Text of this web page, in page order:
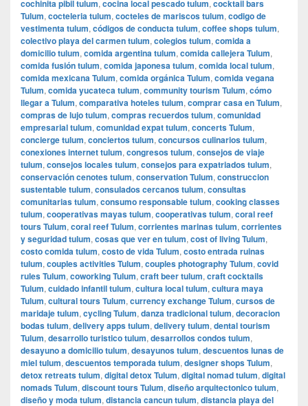
cochinita pibil tulum, cocina local pescado tulum, cocktail bars
Tulum, cocteleria tulum, cocteles de mariscos tulum, codigo de
vestimenta tulum, códigos de conducta tulum, coffee shops tulum,
colectivo playa del carmen tulum, colegios tulum, comida a
domicilio tulum, comida argentina tulum, comida callejera Tulum,
comida fusión tulum, comida japonesa tulum, comida local tulum,
comida mexicana Tulum, comida orgánica Tulum, comida vegana
Tulum, comida yucateca tulum, community tourism Tulum, cómo
llegar a Tulum, comparativa hoteles tulum, comprar casa en Tulum,
compras de lujo tulum, compras recuerdos tulum, comunidad
empresarial tulum, comunidad expat tulum, concerts Tulum,
concierge tulum, conciertos tulum, concursos culinarios tulum,
conexiones internet tulum, congresos tulum, consejos de viaje
tulum, consejos locales tulum, consejos para expatriados tulum,
conservación cenotes tulum, conservation Tulum, construccion
sustentable tulum, consulados cercanos tulum, consultas
comunitarias tulum, consumo responsable tulum, cooking classes
tulum, cooperativas mayas tulum, cooperativas tulum, coral reef
tours Tulum, coral reef Tulum, corrientes marinas tulum, corrientes
y seguridad tulum, cosas que ver en tulum, cost of living Tulum,
costo comida tulum, costo de vida Tulum, costo entrada ruinas
tulum, couples activities Tulum, couples photography Tulum, covid
rules Tulum, coworking Tulum, craft beer tulum, craft cocktails
Tulum, cuidado infantil tulum, cultura local tulum, cultura maya
Tulum, cultural tours Tulum, currency exchange Tulum, cursos de
maridaje tulum, cycling Tulum, danza tradicional tulum, decoracion
bodas tulum, delivery apps tulum, delivery tulum, dental tourism
Tulum, desarrollo turistico tulum, desarrollos condos tulum,
desayuno a domicilio tulum, desayunos tulum, descuentos lunas de
miel tulum, descuentos temporada tulum, designer shops Tulum,
detox retreats tulum, digital detox Tulum, digital nomad tulum, digital
nomads Tulum, discount tours Tulum, diseño arquitectonico tulum,
diseño y moda tulum, distancia cancun tulum, distancia playa del